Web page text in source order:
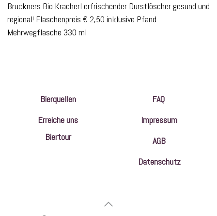
Bruckners Bio Kracherl erfrischender Durstlöscher gesund und
regional! Flaschenpreis € 2,50 inklusive Pfand
Mehrwegflasche 330 ml
Bierquellen
Erreiche uns
Biertour
FAQ
Impressum
AGB
Datenschutz